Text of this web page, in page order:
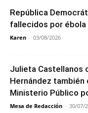
República
fallecidos por ébola
Karen - 03/08/2026
Julieta Castellanos
Hernández
Ministerio Público
Mesa de Redacción - 30/07/